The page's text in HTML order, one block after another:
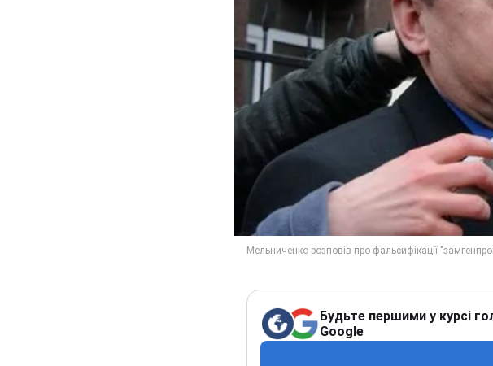
Будьте першими у курсі
Google